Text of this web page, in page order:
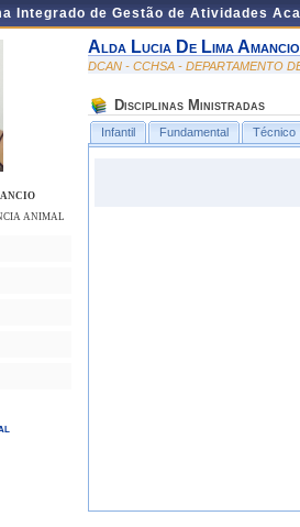
Integrado de Gestão de Atividades
ANIMAL
Alda Lucia De Lima Amancio
DCAN - CCHSA - DEPARTAMENTO
Disciplinas Ministradas
Infantil Fundamental Técnico